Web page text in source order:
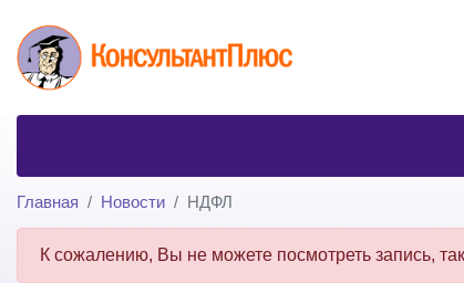
Главная Новости НДФЛ
К сожалению, Вы не можете посмотреть запись,